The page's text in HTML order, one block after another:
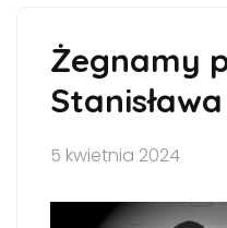
Żegnamy
5 kwietnia 2024